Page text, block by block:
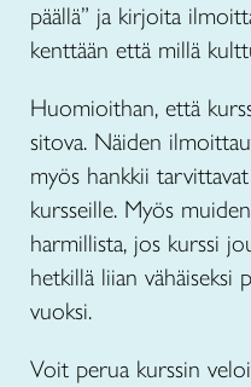
päällä” ja kirjoita
kenttään että millä
Huomioithan, että
sitova. Näiden
myös hankkii
kursseille. Myös
harmillista, jos kurssi
hetkillä liian vähäiseksi
vuoksi.
Voit perua kurssin